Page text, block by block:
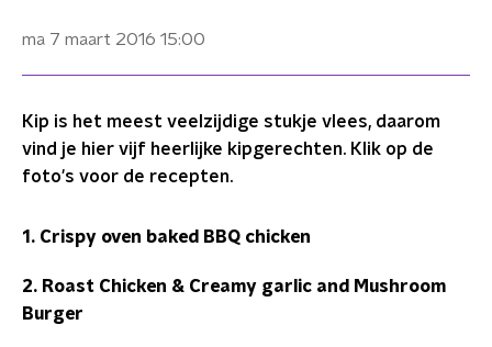
ma 7 maart 2016 15:00
Kip is het meest veelzijdige stukje vlees, daarom
vind je hier vijf heerlijke kipgerechten. Klik op de
foto's voor de recepten.
1. Crispy oven baked BBQ chicken
2. Roast Chicken & Creamy garlic and Mushroom
Burger